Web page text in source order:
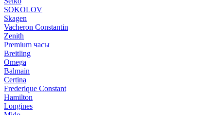
SOKOLOV
Skagen
Vacheron Constantin
Zenith
Premium часы
Breitling
Omega
Balmain
Certina
Frederique Constant
Hamilton
Longines